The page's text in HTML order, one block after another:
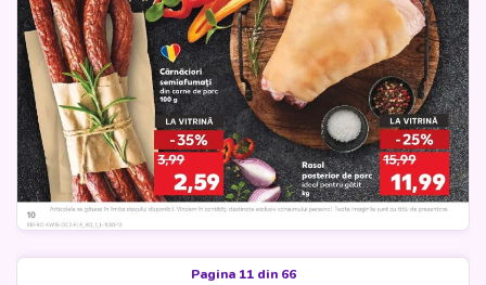
Pagina 11 din 66